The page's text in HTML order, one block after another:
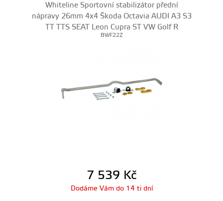
Whiteline Sportovní stabilizátor přední
nápravy 26mm 4x4 Škoda Octavia AUDI A3 S3
TT TTS SEAT Leon Cupra ST VW Golf R
BWF22Z
7 539 Kč
Dodáme Vám do 14 ti dní